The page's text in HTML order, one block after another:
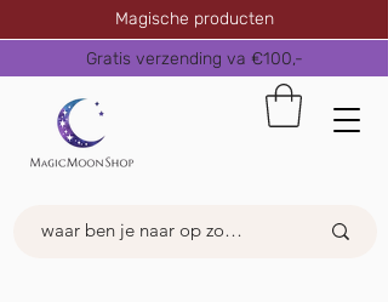
Magische producten
Gratis verzending va €100,-